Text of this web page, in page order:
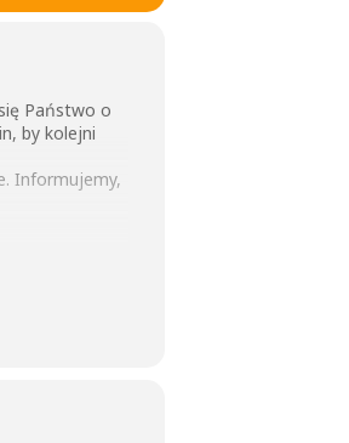
Państwo o
by kolejni
Informujemy,